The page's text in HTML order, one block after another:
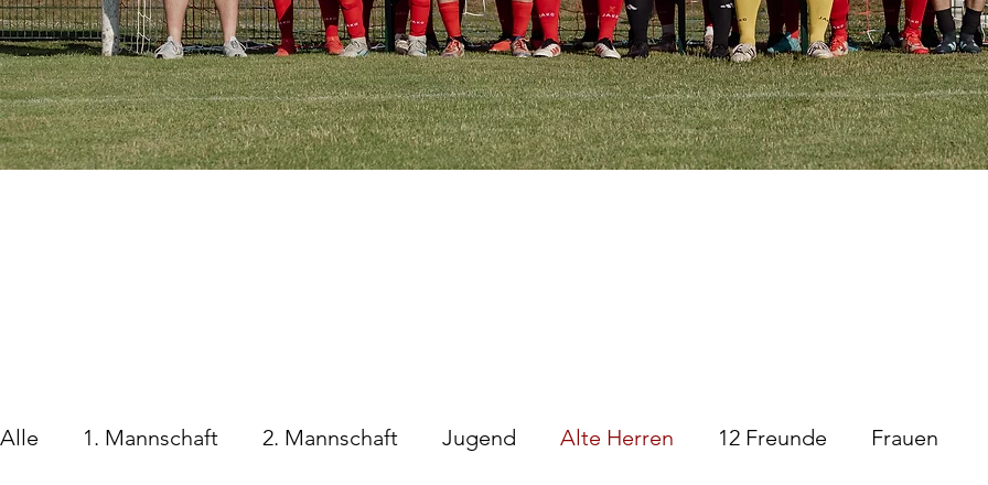
Alle 1. Mannschaft 2. Mannschaft Jugend Alte Herren 12 Freunde Frauen